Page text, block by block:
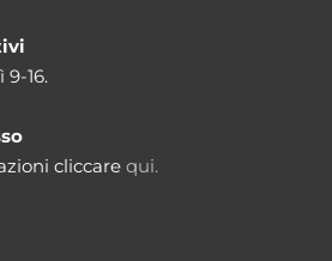
16.
cliccare qui.